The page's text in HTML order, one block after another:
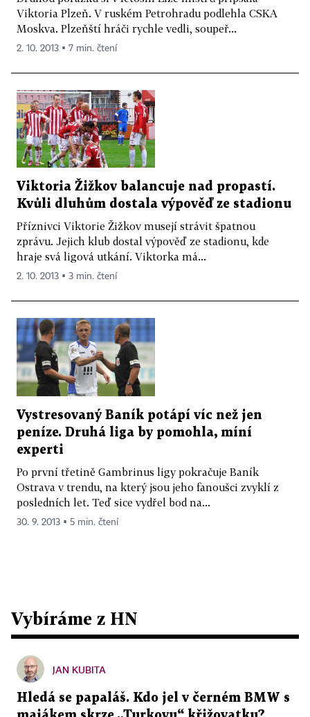
Viktoria Plzeň. V ruském Petrohradu podlehla CSKA
Moskva. Plzeňští hráči rychle vedli, soupeř...
2. 10. 2013 ▪ 7 min. čtení
Viktoria Žižkov balancuje nad propastí.
Kvůli dluhům dostala výpověď ze stadionu
Příznivci Viktorie Žižkov musejí strávit špatnou
zprávu. Jejich klub dostal výpověď ze stadionu, kde
hraje svá ligová utkání. Viktorka má...
2. 10. 2013 ▪ 3 min. čtení
Vystresovaný Baník potápí víc než jen
peníze. Druhá liga by pomohla, míní
experti
Po první třetině Gambrinus ligy pokračuje Baník
Ostrava v trendu, na který jsou jeho fanoušci zvyklí z
posledních let. Teď sice vydřel bod na...
30. 9. 2013 ▪ 5 min. čtení
Vybíráme z HN
JAN KUBITA
Hledá se papaláš. Kdo jel v černém BMW s